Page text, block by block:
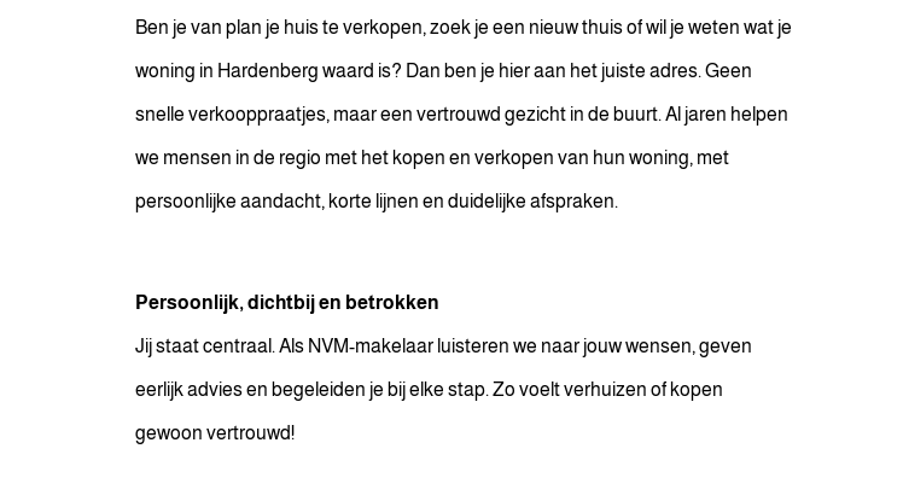
Ben je van plan je huis te verkopen, zoek je een nieuw thuis of wil je weten wat je
woning in Hardenberg waard is? Dan ben je hier aan het juiste adres. Geen
snelle verkooppraatjes, maar een vertrouwd gezicht in de buurt. Al jaren helpen
we mensen in de regio met het kopen en verkopen van hun woning, met
persoonlijke aandacht, korte lijnen en duidelijke afspraken.
Persoonlijk, dichtbij en betrokken
Jij staat centraal. Als NVM-makelaar luisteren we naar jouw wensen, geven
eerlijk advies en begeleiden je bij elke stap. Zo voelt verhuizen of kopen
gewoon vertrouwd!